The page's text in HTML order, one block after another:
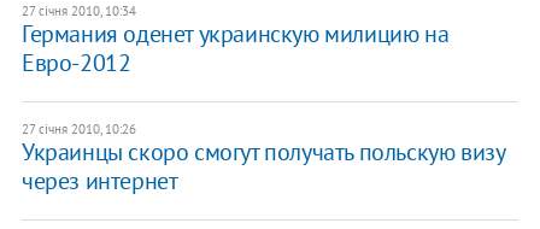
27 січня 2010, 10:34
Германия оденет украинскую милицию на
Евро-2012
27 січня 2010, 10:26
Украинцы скоро смогут получать польскую визу
через интернет